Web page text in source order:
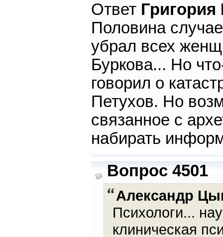
Ответ
Половина
убрал всех
Буркова... Но
говорил о
Петухов. Но
связанное с
набирать
Вопрос 4501
Александр
Психологи...
клиническая